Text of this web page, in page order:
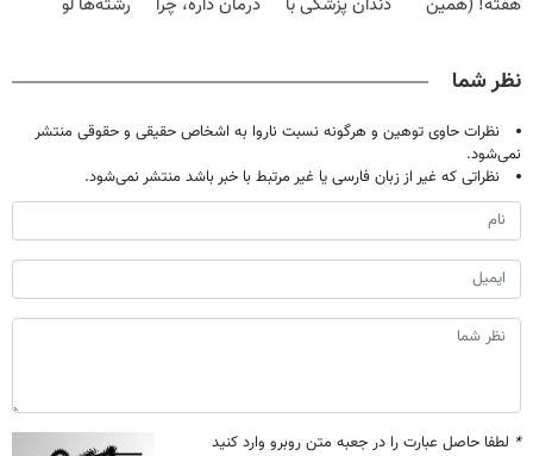
نظر شما
نظرات حاوی توهین و هرگونه نسبت ناروا به اشخاص حقیقی و حقوقی منتشر
نمی‌شود.
نظراتی که غیر از زبان فارسی یا غیر مرتبط با خبر باشد منتشر نمی‌شود.
* لطفا حاصل عبارت را در جعبه متن روبرو وارد کنید